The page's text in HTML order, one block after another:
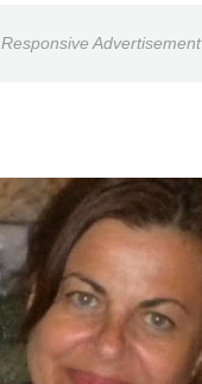
Responsive Advertisement